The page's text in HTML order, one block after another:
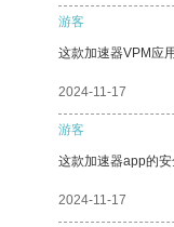
游客
这款加速器VPM应
2024-11-17
游客
这款加速器app的
2024-11-17